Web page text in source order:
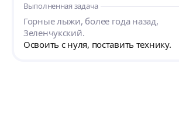
нужно, пока не получится. Наверху
чаем, пока проясняли теорию. Я встала на
лыжи, получила всю базу и много
страх уступил место уверенности. Приятно,
когда встречаются такие увлеченные
Выполненная задача
Горные лыжи, более года назад,
Зеленчукский.
Освоить с нуля, поставить технику.